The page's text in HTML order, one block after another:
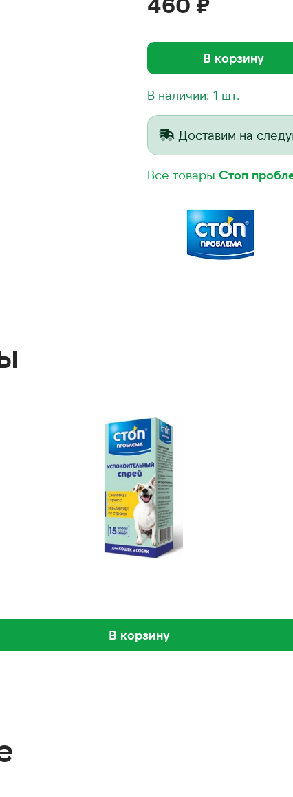
В корзину
В наличии: 1 шт.
Доставим на
Все товары Стоп
В корзину